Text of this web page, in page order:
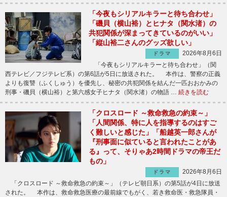
「今夜もシリアルキラーと待ち合わせ」
「磯貝（横山裕）とヒナタ（関水渚）の
共犯関係が深まってきているのがいい」
「縦山裕二さんのグッズ欲しい」
ドラマ
2026年8月6日
「今夜もシリアルキラーと待ち合わせ」（関
西テレビ／フジテレビ系）の第6話が5日に放送された。 本作は、警察の正義
よりも復讐（ふくしゅう）を優先し、秘密の共犯関係を結んだ一匹おおかみの
刑事・磯貝（横山裕）と第六感女子ヒナタ（関水渚）の物語 … 続きを読む
「クロスロード ～救命救急の約束～」
「人間関係、特に人を指導するのはすご
く難しいと感じた」「船越英一郎さんが
『刑事面に似ていると言われたことがあ
る』って、そりゃあ2時間ドラマの帝王だ
もの」
ドラマ
2026年8月6日
「クロスロード ～救命救急の約束～」（テレビ朝日系）の第5話が4日に放送
された。 本作は、救命救急医療の最前線でもがく、若き救命医・救急隊員・